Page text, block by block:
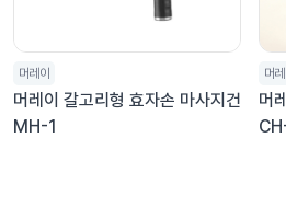
머레이
머레이 갈고리형 효자손 마사지건
MH-1
머레
머